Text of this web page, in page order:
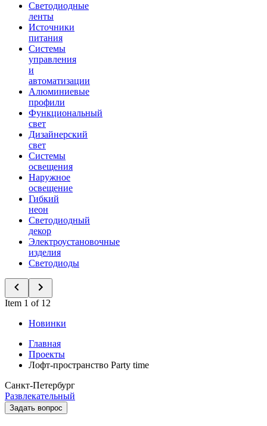
Светодиодные
ленты
Источники
питания
Системы
управления
и
автоматизации
Алюминиевые
профили
Функциональный
свет
Дизайнерский
свет
Системы
освещения
Наружное
освещение
Гибкий
неон
Светодиодный
декор
Электроустановочные
изделия
Светодиоды
Item 1 of 12
Новинки
Главная
Проекты
Лофт-пространство Party time
Санкт-Петербург
Развлекательный
Задать вопрос